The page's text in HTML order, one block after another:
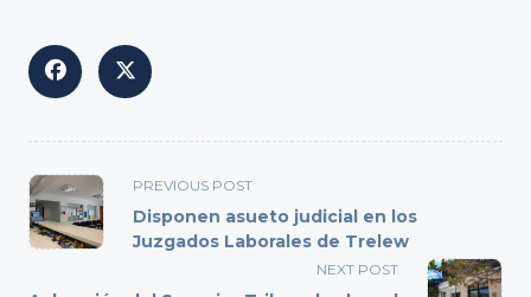
<span
class="nav-
subtitle
PREVIOUS POST
Disponen asueto judicial en los
Juzgados Laborales de Trelew
NEXT POST